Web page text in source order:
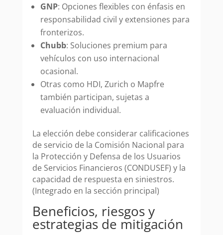
GNP: Opciones flexibles con énfasis en
responsabilidad civil y extensiones para
fronterizos.
Chubb: Soluciones premium para
vehículos con uso internacional
ocasional.
Otras como HDI, Zurich o Mapfre
también participan, sujetas a
evaluación individual.
La elección debe considerar calificaciones
de servicio de la Comisión Nacional para
la Protección y Defensa de los Usuarios
de Servicios Financieros (CONDUSEF) y la
capacidad de respuesta en siniestros.
(Integrado en la sección principal)
Beneficios, riesgos y
estrategias de mitigación